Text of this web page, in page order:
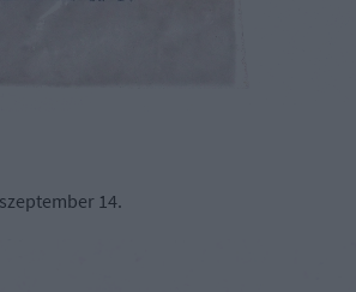
14.